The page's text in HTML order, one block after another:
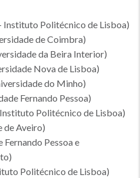
Instituto Politécnico de Lisboa)
de Coimbra)
da Beira Interior)
Nova de Lisboa)
do Minho)
Fernando Pessoa)
Politécnico de Lisboa)
de Aveiro)
Pessoa e
Politécnico de Lisboa)